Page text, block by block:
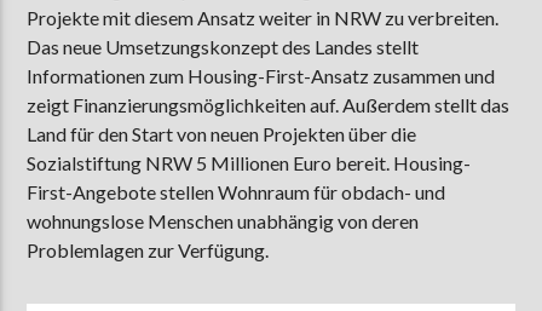
MOEBIUS
12:00 18:00
90,9 MHzSteinfurt 103,9 MHz
Projekte mit diesem Ansatz weiter in NRW zu verbreiten.
Das neue Umsetzungskonzept des Landes stellt
Informationen zum Housing-First-Ansatz zusammen und
zeigt Finanzierungsmöglichkeiten auf. Außerdem stellt das
Land für den Start von neuen Projekten über die
Sozialstiftung NRW 5 Millionen Euro bereit. Housing-
First-Angebote stellen Wohnraum für obdach- und
wohnungslose Menschen unabhängig von deren
Problemlagen zur Verfügung.